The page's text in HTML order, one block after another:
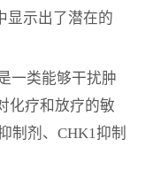
显示出了潜在的
一类能够干扰肿
化疗和放疗的敏
制剂、CHK1抑制